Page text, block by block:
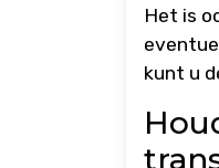
Het is
kunt u